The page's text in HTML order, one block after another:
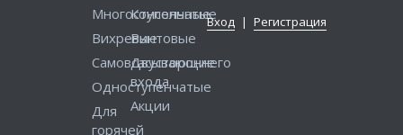
Вход | Регистрация
Многоступенчатые
Вихревые
Самовсасывающие
Одноступенчатые
Для
горячей
Консольные
Винтовые
Двустороннего
входа
Акции